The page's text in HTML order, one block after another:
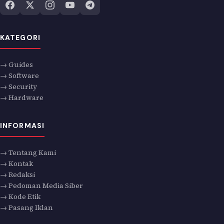
KATEGORI
→ Guides
→ Software
→ Security
→ Hardware
INFORMASI
→ Tentang Kami
→ Kontak
→ Redaksi
→ Pedoman Media Siber
→ Kode Etik
→ Pasang Iklan